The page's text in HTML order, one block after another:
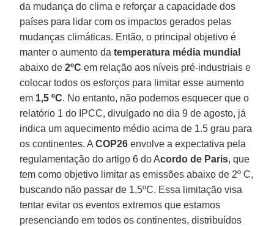
da mudança do clima e reforçar a capacidade dos
países para lidar com os impactos gerados pelas
mudanças climáticas. Então, o principal objetivo é
manter o aumento datemperatura média mundial
abaixo de2ºC em relação aos níveis pré-industriais e
colocar todos os esforços para limitar esse aumento
em 1,5 ºC. No entanto, não podemos esquecer que o
relatório 1 do IPCC, divulgado no dia 9 de agosto, já
indica um aquecimento médio acima de 1.5 grau para
os continentes. ACOP26 envolve a expectativa pela
regulamentação do artigo 6 do Acordo de Paris, que
tem como objetivo limitar as emissões abaixo de 2º C,
buscando não passar de 1,5ºC. Essa limitação visa
tentar evitar os eventos extremos que estamos
presenciando em todos os continentes, distribuídos